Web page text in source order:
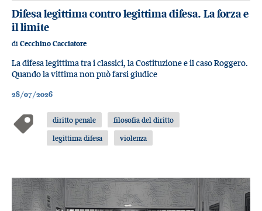
Difesa legittima contro legittima difesa. La forza e
il limite
di Cecchino Cacciatore
La difesa legittima tra i classici, la Costituzione e il caso Roggero.
Quando la vittima non può farsi giudice
28/07/2026
diritto penale
filosofia del diritto
legittima difesa
violenza